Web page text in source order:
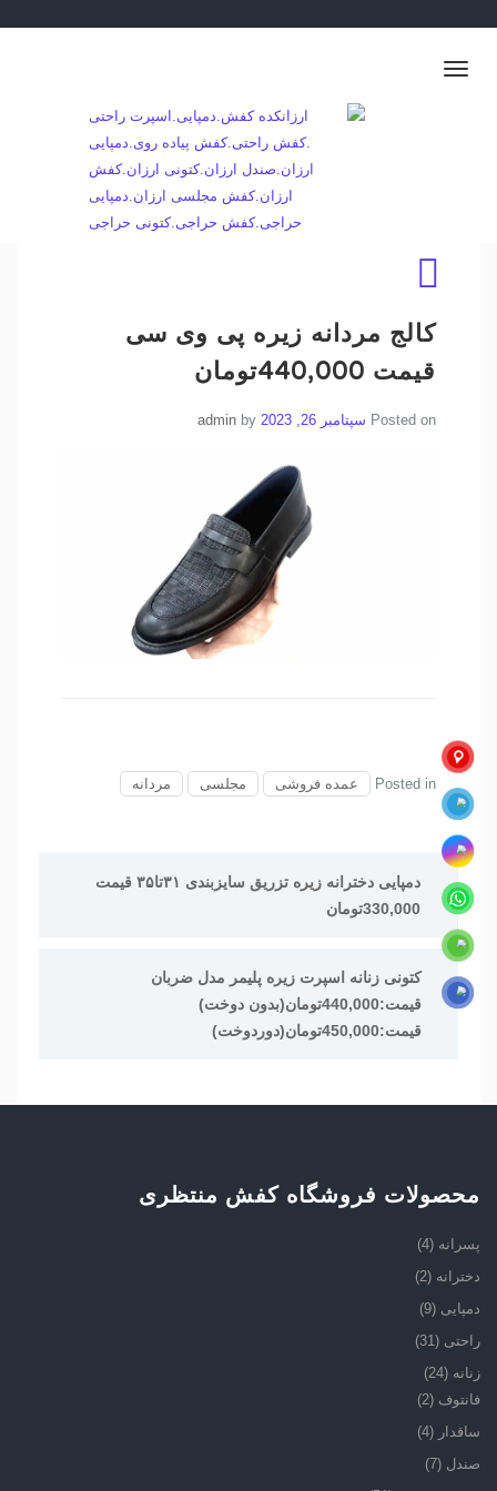
content
Toggle
ارزانکده کفش.دمپایی.اسپرت راحتی .کفش
راحتی.کفش پیاده روی.دمپایی ارزان.صندل
ارزان.کتونی ارزان.کفش ارزان.کفش مجلسی
ارزان.دمپایی حراجی.کفش حراجی.کتونی حراجی
💐👡 فروش عمده کفش و ارسال به سراسر ایران👢🌷
کالج مردانه زیره پی وی سی
قیمت 440,000تومان
Posted on سپتامبر 26, 2023 admin
Posted in عمده فروشی مجلسی مردانه
راهبری
نوشته
دمپایی دخترانه زیره تزريق سایزبندی ۳۱تا۳۵ قیمت
330,000تومان
کتونی زنانه اسپرت زیره پلیمر مدل ضربان
قیمت:440,000تومان(بدون دوخت)
قیمت:450,000تومان(دوردوخت)
محصولات فروشگاه کفش منتظری
پسرانه (4)
دخترانه (2)
دمپایی (9)
راحتی (31)
زنانه (24)
فانتوف (2)
ساقدار (4)
صندل (7)